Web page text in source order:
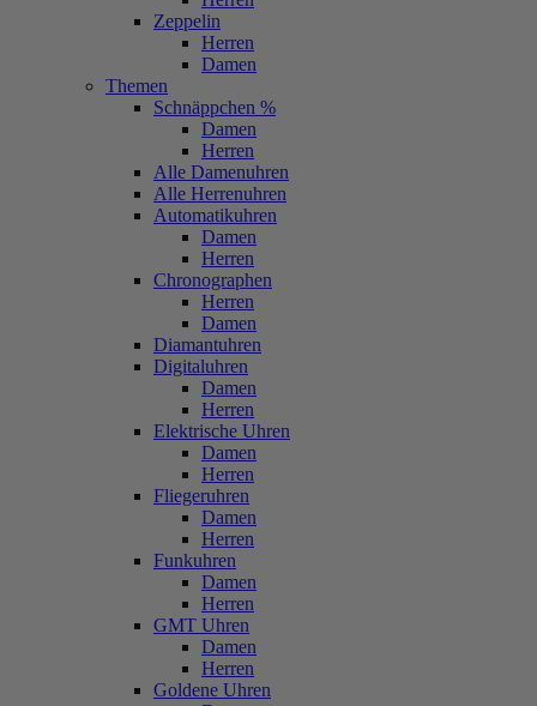
Zeppelin
Herren
Damen
Themen
Schnäppchen %
Damen
Herren
Alle Damenuhren
Alle Herrenuhren
Automatikuhren
Damen
Herren
Chronographen
Herren
Damen
Diamantuhren
Digitaluhren
Damen
Herren
Elektrische Uhren
Damen
Herren
Fliegeruhren
Damen
Herren
Funkuhren
Damen
Herren
GMT Uhren
Damen
Herren
Goldene Uhren